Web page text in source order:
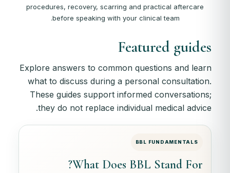
procedures, recovery, scarring and practical aftercare
before speaking with your clinical team.
Featured guides
Explore answers to common questions and learn
what to discuss during a personal consultation.
These guides support informed conversations;
they do not replace individual medical advice.
BBL FUNDAMENTALS
What Does BBL Stand For?